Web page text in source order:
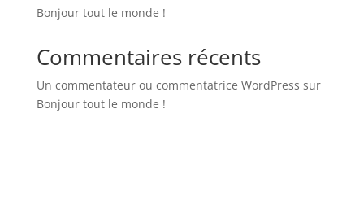
Bonjour tout le monde !
Commentaires récents
Un commentateur ou commentatrice WordPress sur
Bonjour tout le monde !